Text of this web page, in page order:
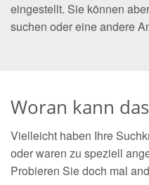
eingestellt. Sie können
suchen oder eine andere
Woran kann
Vielleicht haben Ihre
oder waren zu speziell
Probieren Sie doch mal